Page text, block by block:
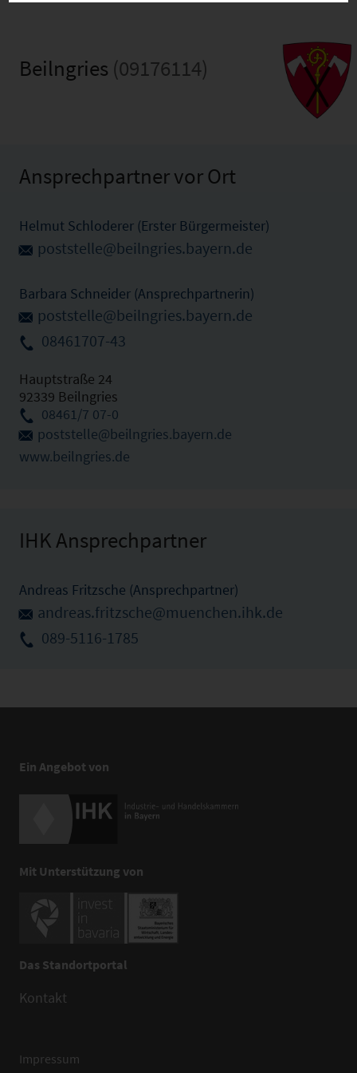
Beilngries (09176114)
Ansprechpartner vor Ort
Helmut Schloderer (Erster Bürgermeister)
poststelle@beilngries.bayern.de
Barbara Schneider (Ansprechpartnerin)
poststelle@beilngries.bayern.de
08461707-43
Hauptstraße 24
92339 Beilngries
08461/7 07-0
poststelle@beilngries.bayern.de
www.beilngries.de
IHK Ansprechpartner
Andreas Fritzsche (Ansprechpartner)
andreas.fritzsche@muenchen.ihk.de
089-5116-1785
Ein Angebot von
Mit Unterstützung von
Das Standortportal
Kontakt
Impressum